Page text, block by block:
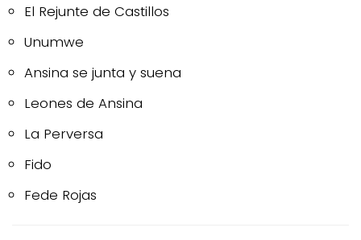
El Rejunte de Castillos
Unumwe
Ansina se junta y suena
Leones de Ansina
La Perversa
Fido
Fede Rojas